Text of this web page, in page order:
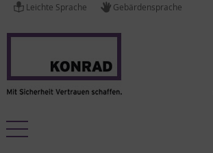
Leich­te Spra­che
Ge­bär­den­spra­che